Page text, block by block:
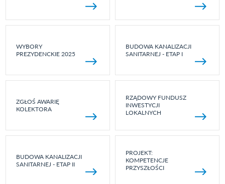
WYBORY
PREZYDENCKIE 2025
BUDOWA KANALIZACJI
SANITARNEJ - ETAP I
ZGŁOŚ AWARIĘ
KOLEKTORA
RZĄDOWY FUNDUSZ
INWESTYCJI
LOKALNYCH
BUDOWA KANALIZACJI
SANITARNEJ - ETAP II
PROJEKT:
KOMPETENCJE
PRZYSZŁOŚCI